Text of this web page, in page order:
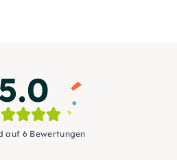
auf 6 Bewertungen